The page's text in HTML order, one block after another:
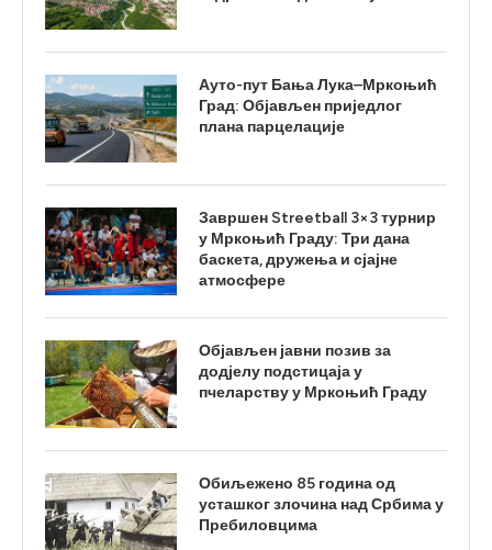
Ауто-пут Бања Лука–Мркоњић
Град: Објављен приједлог
плана парцелације
Завршен Streetball 3×3 турнир
у Мркоњић Граду: Три дана
баскета, дружења и сјајне
атмосфере
Објављен јавни позив за
додјелу подстицаја у
пчеларству у Мркоњић Граду
Обиљежено 85 година од
усташког злочина над Србима у
Пребиловцима